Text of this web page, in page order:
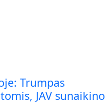
Trumpas
JAV sunaikino